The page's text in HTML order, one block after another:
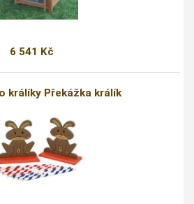
6 541 Kč
králíky Překážka králík